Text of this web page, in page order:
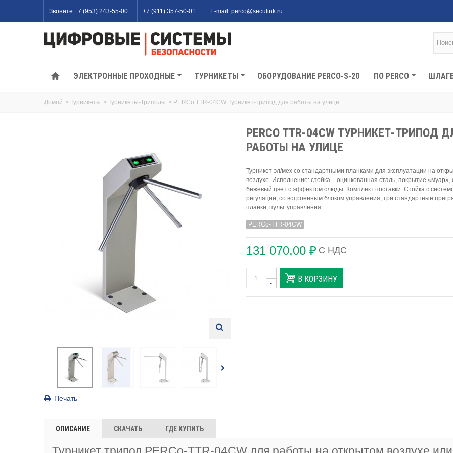
Звоните +7 (953) 243-55-00 +7 (911) 357-50-01 E-mail: perco@seculink.ru
ЭЛЕКТРОННЫЕ ПРОХОДНЫЕ ТУРНИКЕТЫ ОБОРУДОВАНИЕ PERCO-S-20 ПО PERCO
Домой > Турникеты > Турникеты-Триподы > PERCo TTR-04CW Турникет-трипод для работы на улице
Печать
PERCO TTR-04CW ТУРНИКЕТ-ТРИПОД
РАБОТЫ НА УЛИЦЕ
Турникет эл/мех со стандартными планками для эксплуатации на
воздухе. Исполнение: стойка – оцинкованная сталь, покрытие «муар»,
бежевый цвет с эффектом слюды. Комплект поставки: Стойка с
регуляции, со встроенным блоком управления, три стандартные
планки, пульт управления
PERCo-TTR-04CW
131 070,00 ₽ С НДС
-
+
В КОРЗИНУ
ОПИСАНИЕ СКАЧАТЬ ГДЕ КУПИТЬ